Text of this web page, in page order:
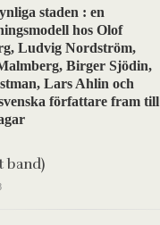
staden : en
hos Olof
Ludvig Nordström,
Birger Sjödin,
Lars Ahlin och
författare fram till
band)